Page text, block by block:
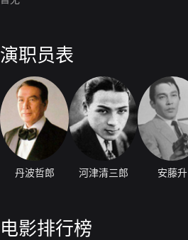
演职员表
丹波哲郎 河津清三郎 安藤升
电影排行榜